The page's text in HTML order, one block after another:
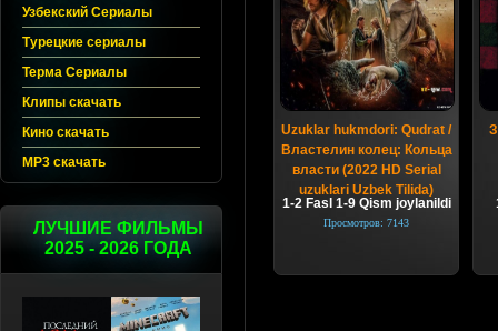
Узбекский Сериалы
Турецкие сериалы
Терма Сериалы
Клипы скачать
Кино скачать
MP3 скачать
ЛУЧШИЕ ФИЛЬМЫ
2025 - 2026 ГОДА
Uzuklar hukmdori: Qudrat /
Властелин колец: Кольца
власти (2022 HD Serial
uzuklari Uzbek Tilida)
1-2 Fasl 1-9 Qism joylanildi
Просмотров: 7143